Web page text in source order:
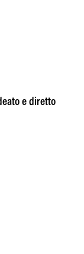
e diretto